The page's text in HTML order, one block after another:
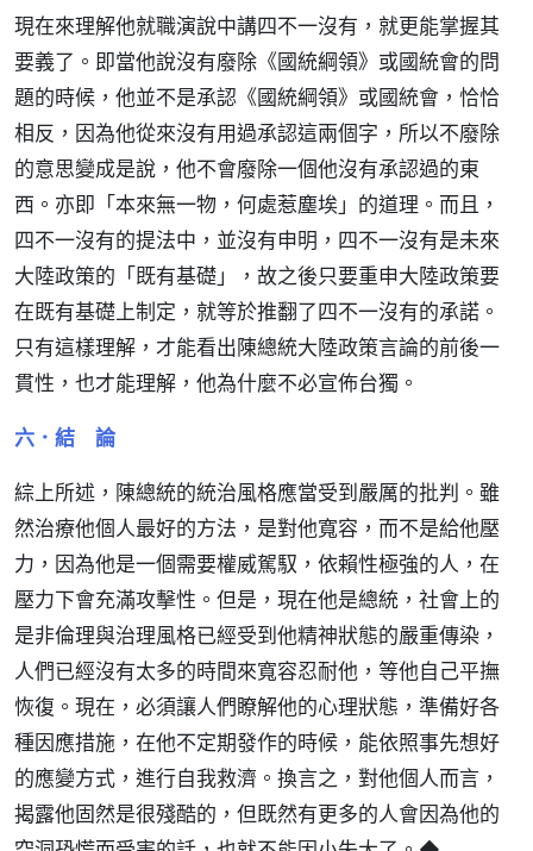
現在來理解他就職演說中講四不一沒有，就更能掌握其
要義了。即當他說沒有廢除《國統綱領》或國統會的問
題的時候，他並不是承認《國統綱領》或國統會，恰恰
相反，因為他從來沒有用過承認這兩個字，所以不廢除
的意思變成是說，他不會廢除一個他沒有承認過的東
西。亦即「本來無一物，何處惹塵埃」的道理。而且，
四不一沒有的提法中，並沒有申明，四不一沒有是未來
大陸政策的「既有基礎」，故之後只要重申大陸政策要
在既有基礎上制定，就等於推翻了四不一沒有的承諾。
只有這樣理解，才能看出陳總統大陸政策言論的前後一
貫性，也才能理解，他為什麼不必宣佈台獨。
六．結 論
綜上所述，陳總統的統治風格應當受到嚴厲的批判。雖
然治療他個人最好的方法，是對他寬容，而不是給他壓
力，因為他是一個需要權威駕馭，依賴性極強的人，在
壓力下會充滿攻擊性。但是，現在他是總統，社會上的
是非倫理與治理風格已經受到他精神狀態的嚴重傳染，
人們已經沒有太多的時間來寬容忍耐他，等他自己平撫
恢復。現在，必須讓人們瞭解他的心理狀態，準備好各
種因應措施，在他不定期發作的時候，能依照事先想好
的應變方式，進行自我救濟。換言之，對他個人而言，
揭露他固然是很殘酷的，但既然有更多的人會因為他的